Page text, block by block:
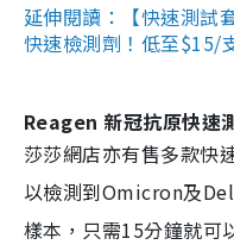
延伸閱讀：【快速測試
快速檢測劑！低至$15/
Reagen 新冠抗原快速
莎莎網店亦有售多款快
以檢測到Omicron及
樣本，只需15分鐘就可